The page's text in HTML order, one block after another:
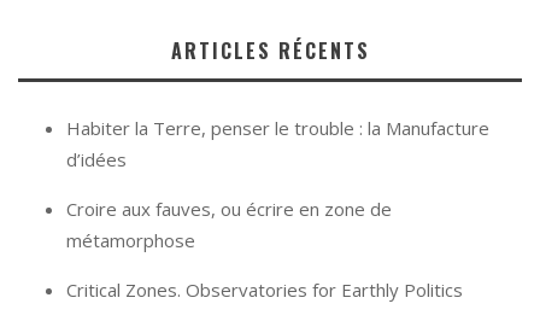
ARTICLES RÉCENTS
Habiter la Terre, penser le trouble : la Manufacture
d’idées
Croire aux fauves, ou écrire en zone de
métamorphose
Critical Zones. Observatories for Earthly Politics